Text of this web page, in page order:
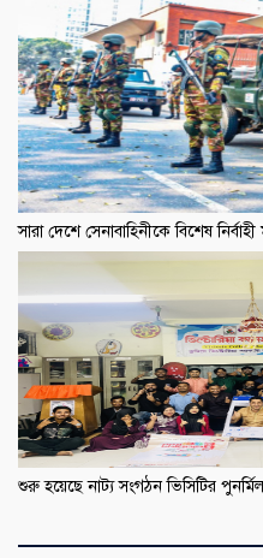
সারা দেশে সেনাবাহিনীকে বিশেষ
শুরু হয়েছে নাট্য সংগঠন ভিসিটির